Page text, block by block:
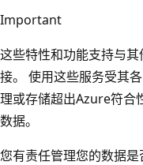
Important
这些特性和功能支持与
接。 使用这些服务受其
理或存储超出Azure符合
数据。
您有责任管理您的数据